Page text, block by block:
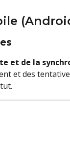
et de la
et des